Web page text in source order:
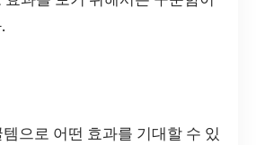
으로 어떤 효과를 기대할 수 있